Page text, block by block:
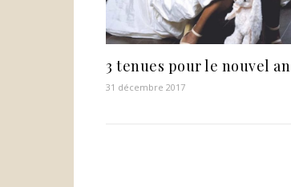
3 tenues pour le nouvel an
31 décembre 2017